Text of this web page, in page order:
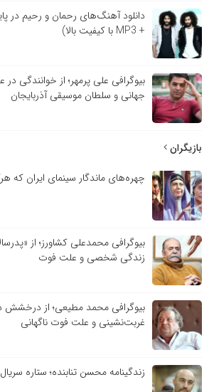
دانلود آهنگ‌های رحمان و رحیم در
+ MP3 با کیفیت بالا)
بیوگرافی علی پرمهر؛ از خوانندگی
جهانی و سلطان موسیقی آذربایجان
بازیگران
چهره‌های ماندگار سینمای ایران که
بیوگرافی محمدعلی کشاورز؛ از
زندگی شخصی و علت فوت
بیوگرافی محمد مطیعی؛ از درخشش
غربت‌نشینی و علت فوت ناگهانی
زندگینامه محسن تنابنده؛ ستاره